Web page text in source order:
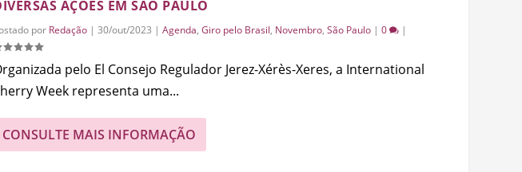
AÇÕES EM SÃO PAULO
por Redação | 30/out/2023 | Agenda, Giro pelo Brasil, Novembro, São Paulo | 0 |
pelo El Consejo Regulador Jerez-Xérès-Xeres, a International
Week representa uma...
CONSULTE MAIS INFORMAÇÃO